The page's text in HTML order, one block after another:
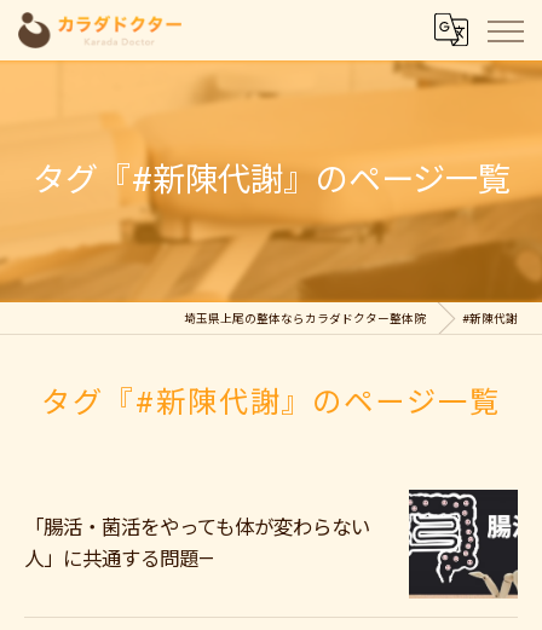
タグ『#新陳代謝』のページ一覧
埼玉県上尾の整体ならカラダドクター整体院 #新陳代謝
タグ『#新陳代謝』のページ一覧
「腸活・菌活をやっても体が変わらない
人」に共通する問題—